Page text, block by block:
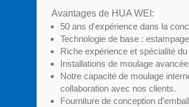
Avantages de HUA WEI:
50 ans d'expérience dans la
Technologie de base :
Riche expérience et spécialité
Installations de moulage
Notre capacité de moulage
collaboration avec nos clients.
Fourniture de conception